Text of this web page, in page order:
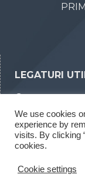
LEGATURI
Declaratii
Rapoarte
We use cookies
experience by
visits. By clicking
cookies.
Cookie settings